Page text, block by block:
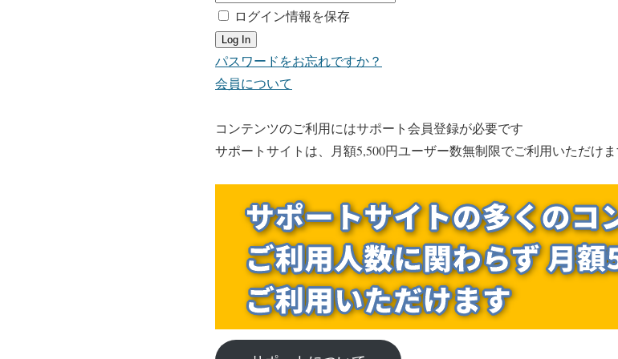
ログイン情報を保存
パスワードをお忘れですか？
会員について
コンテンツのご利用にはサポート会員登録が必要です
サポートサイトは、月額5,500円ユーザー数無制限でご利用いただけま